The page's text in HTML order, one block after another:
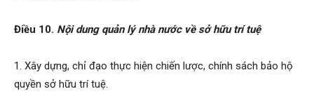
Điều 10. Nội dung quản lý nhà nước về sở hữu trí tuệ
1. Xây dựng, chỉ đạo thực hiện chiến lược, chính sách bảo hộ
quyền sở hữu trí tuệ.